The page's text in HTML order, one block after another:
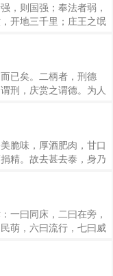
也；晋也分也，
见其意，臣将自表异。
去旧去智，臣乃自备。
使群臣尽其武。是故去
而有强。君臣守职，百
常。故曰：寂乎其
，则国强；奉法者弱，
开地三千里；庄王之氓
燕襄王以河为境，以蓟
中山，有燕者重，无燕
以亡。魏安�?王攻燕
之地；加兵于齐，私平
兵四布于天下，威行于
。故有荆庄、齐桓
、魏安�?，则燕、魏
已矣。二柄者，刑德
刑，庆赏之谓德。为人
则不然，所恶，则能得
之其主而赏之；今人主
其臣而行其赏罚，则一
其臣而去其君矣。此人
反服于狗矣。人主者，
其刑德而使臣用之，则
禄而行之群臣，下
脆味，厚酒肥肉，甘口
精。故去甚去泰，身乃
之，彼自以之。四海既
门而当。勿变勿易，与
理也。 夫物者有所
故上下无为。使鸡司
：辩惠好生，下因其
用一之道，以名为
一曰同床，二曰在旁，
萌，六曰流行，七曰威
也。托于燕处之虞，乘
听之术也。为人臣者内